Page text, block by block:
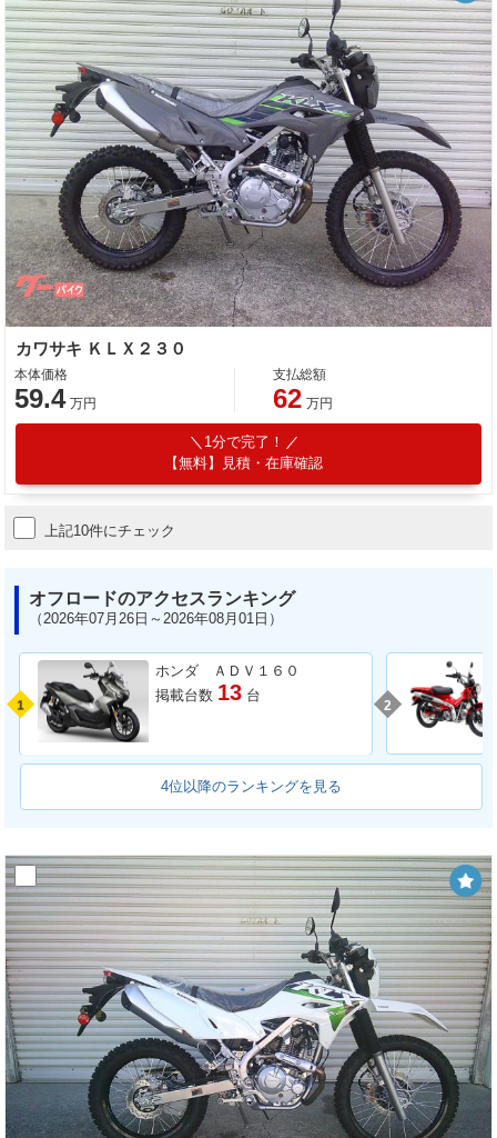
カワサキ ＫＬＸ２３０
本体価格
59.4 万円
支払総額
62 万円
1分で完了！
【無料】見積・在庫確認
上記10件にチェック
オフロードのアクセスランキング
（2026年07月26日～2026年08月01日）
1
ホンダ ＡＤＶ１６０
掲載台数 13 台
2
4位以降のランキングを見る